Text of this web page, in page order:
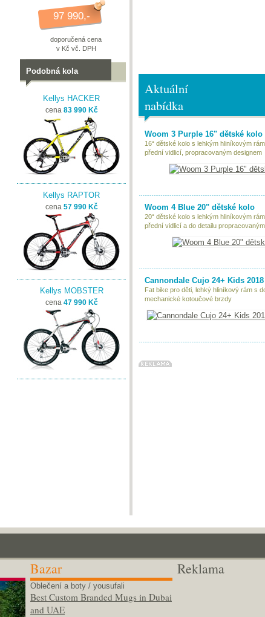
97 990,-
doporučená cena
v Kč vč. DPH
Podobná kola
Kellys HACKER
cena 83 990 Kč
Kellys RAPTOR
cena 57 990 Kč
Kellys MOBSTER
cena 47 990 Kč
Aktuální
nabídka
Woom 3 Purple 16" dětské kolo
16“ dětské kolo s lehkým hliníkovým
přední vidlicí, propracovaným designem
Woom 4 Blue 20" dětské kolo
20“ dětské kolo s lehkým hliníkovým
přední vidlicí a do detailu
Cannondale Cujo 24+ Kids
Fat bike pro děti, lehký hliníkový rám s
mechanické kotoučové brzdy
Bazar
Oblečení a boty / yousufali
Best Custom Branded Mugs in Dubai
and UAE
Reklama